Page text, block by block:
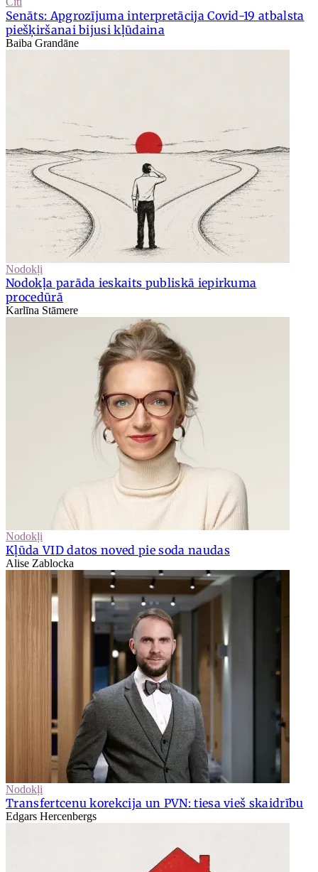
Senāts: Apgrozījuma interpretācija Covid-19 atbalsta
piešķiršanai bijusi kļūdaina
Baiba Grandāne
Nodokļi
Nodokļa parāda ieskaits publiskā iepirkuma
procedūrā
Karlīna Stāmere
Nodokļi
Kļūda VID datos noved pie soda naudas
Alise Zablocka
Nodokļi
Transfertcenu korekcija un PVN: tiesa vieš skaidrību
Edgars Hercenbergs